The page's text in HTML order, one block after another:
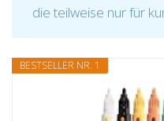
die teilweise nur für
BESTSELLER NR. 1